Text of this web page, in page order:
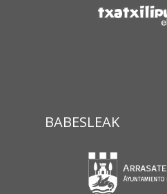
BABESLEAK